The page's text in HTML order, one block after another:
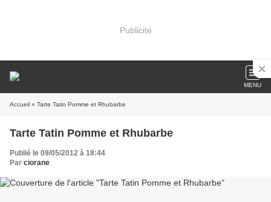
Publicité
MENU
Accueil » Tarte Tatin Pomme et Rhubarbe
Tarte Tatin Pomme et Rhubarbe
Publié le 09/05/2012 à 18:44
Par ciorane